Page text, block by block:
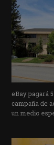
eBay pagará
campaña de
un medio